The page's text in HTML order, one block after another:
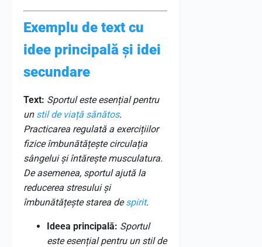
Exemplu de text cu
idee principală și idei
secundare
Text: Sportul este esențial pentru
un stil de viață sănătos.
Practicarea regulată a exercițiilor
fizice îmbunătățește circulația
sângelui și întărește musculatura.
De asemenea, sportul ajută la
reducerea stresului și
îmbunătățește starea despirit.
Ideea principală: Sportul
este esențial pentru un stil de